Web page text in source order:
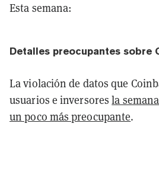
Esta semana:
Detalles preocupantes sobre
La violación de datos que
usuarios e inversoresla
un poco más preocupante.